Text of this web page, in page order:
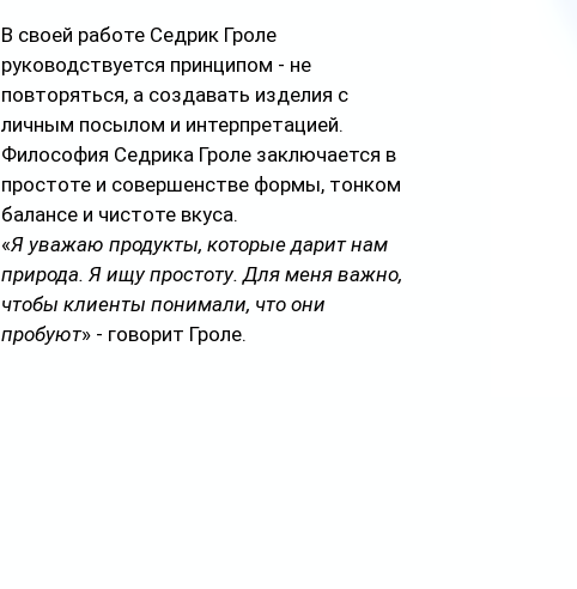
В своей работе Седрик Гроле
руководствуется принципом - не
повторяться, а создавать изделия с
личным посылом и интерпретацией.
Философия Седрика Гроле заключается в
простоте и совершенстве формы, тонком
балансе и чистоте вкуса.
«Я уважаю продукты, которые дарит нам
природа. Я ищу простоту. Для меня важно,
чтобы клиенты понимали, что они
пробуют» - говорит Гроле.